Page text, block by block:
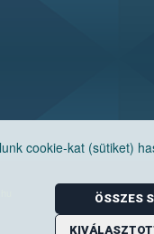
cookie-kat (sütiket)
ÖSSZES